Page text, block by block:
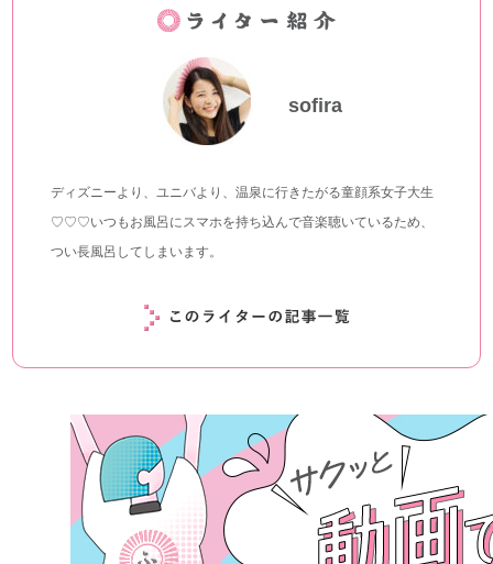
sofira
ディズニーより、ユニバより、温泉に行きたがる童顔系女子大生
♡♡♡いつもお風呂にスマホを持ち込んで音楽聴いているため、
つい長風呂してしまいます。